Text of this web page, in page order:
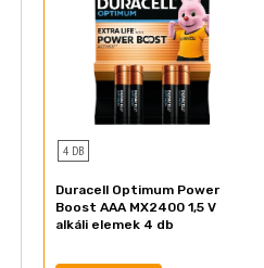
4 DB
Duracell Optimum Power
Boost AAA MX2400 1,5 V
alkáli elemek 4 db